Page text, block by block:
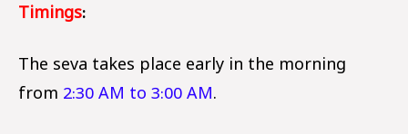
Timings:
The seva takes place early in the morning
from 2:30 AM to 3:00 AM.